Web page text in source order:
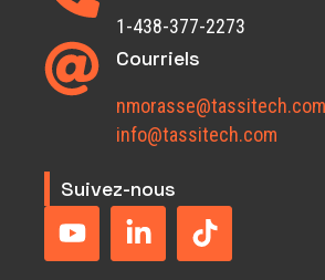
1-438-377-2273
Courriels
nmorasse@tassitech.com
info@tassitech.com
Suivez-nous